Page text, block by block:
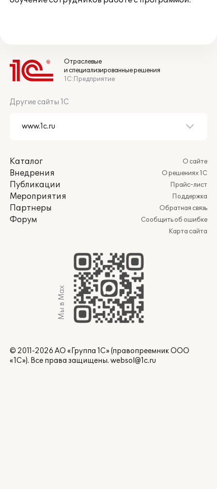
Отраслевые
и специализированные решения
1С:Предприятие
Другие сайты 1С
Каталог
Внедрения
Публикации
Мероприятия
Партнеры
Форум
О сайте
О решениях 1С
Прайс-лист
Поддержка
Обратная связь
Сообщить об ошибке
Карта сайта
Мы в Max
© 2011-2026 АО «Группа 1С» (правопреемник ООО
«1С»). Все права защищены. websol@1c.ru